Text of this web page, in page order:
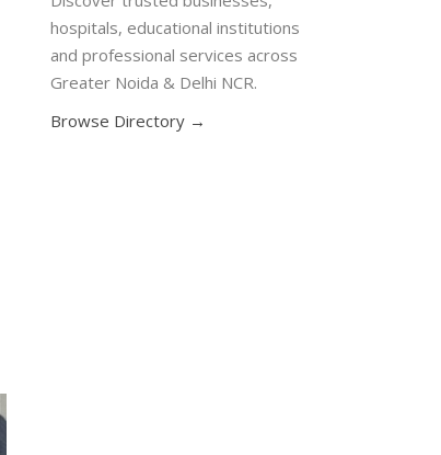
hospitals, educational institutions
and professional services across
Greater Noida & Delhi NCR.
Browse Directory →